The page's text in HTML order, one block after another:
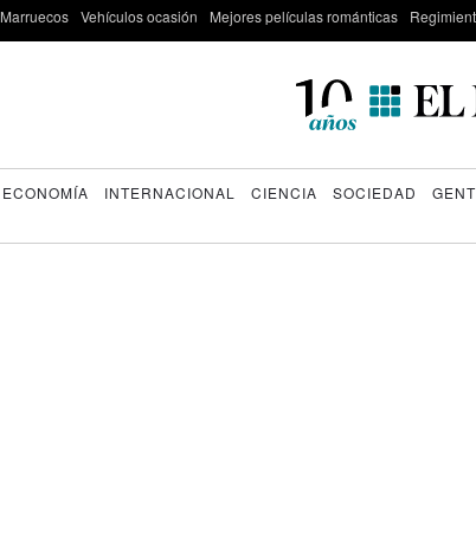
Marruecos Vehículos ocasión Mejores películas románticas
ECONOMÍA INTERNACIONAL CIENCIA SOCIEDAD